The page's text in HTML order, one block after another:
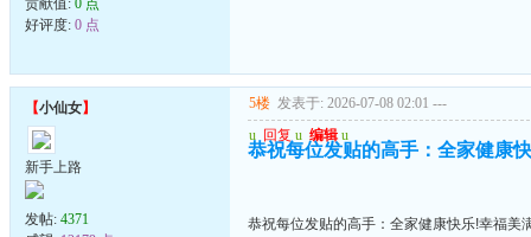
好评度: 0 点
【小仙女】
新手上路
发帖: 4371
5楼 发表于: 2026-07-08 02:01 ---
u 回复 u 编辑 u
恭祝每位发贴的高手：全家健康
恭祝每位发贴的高手：全家健康快乐!幸福美